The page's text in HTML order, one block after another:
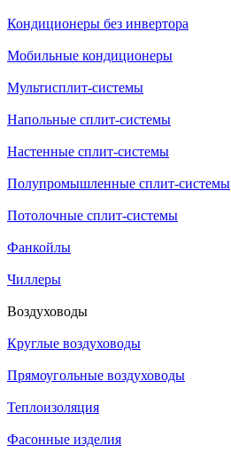
Кондиционеры без инвертора
Мобильные кондиционеры
Мультисплит-системы
Напольные сплит-системы
Настенные сплит-системы
Полупромышленные сплит-системы
Потолочные сплит-системы
Фанкойлы
Чиллеры
Воздуховоды
Круглые воздуховоды
Прямоугольные воздуховоды
Теплоизоляция
Фасонные изделия